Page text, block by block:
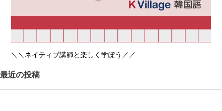
＼＼ネイティブ講師と楽しく学ぼう／／
最近の投稿